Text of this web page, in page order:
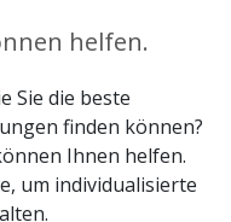
helfen.
Sie die beste
finden können?
Ihnen helfen.
um individualisierte